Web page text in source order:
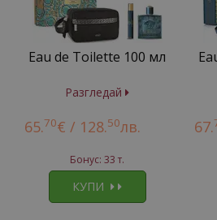
Eau de Toilette 100 мл
Разгледай
65.70€ / 128.50лв.
Бонус: 33 т.
КУПИ
67.